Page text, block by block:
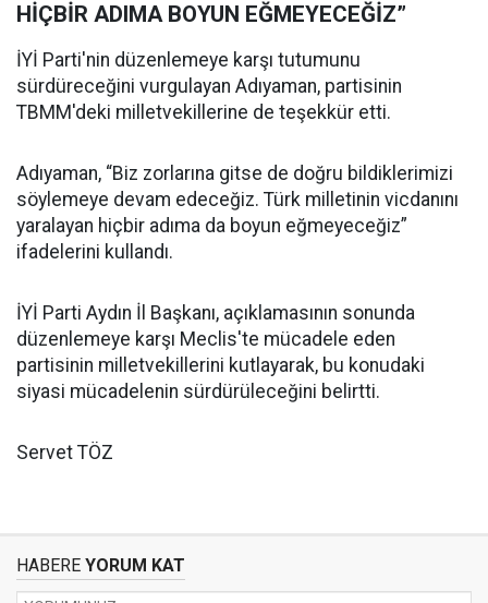
HİÇBİR ADIMA BOYUN EĞMEYECEĞİZ”
İYİ Parti'nin düzenlemeye karşı tutumunu
sürdüreceğini vurgulayan Adıyaman, partisinin
TBMM'deki milletvekillerine de teşekkür etti.
Adıyaman, “Biz zorlarına gitse de doğru bildiklerimizi
söylemeye devam edeceğiz. Türk milletinin vicdanını
yaralayan hiçbir adıma da boyun eğmeyeceğiz”
ifadelerini kullandı.
İYİ Parti Aydın İl Başkanı, açıklamasının sonunda
düzenlemeye karşı Meclis'te mücadele eden
partisinin milletvekillerini kutlayarak, bu konudaki
siyasi mücadelenin sürdürüleceğini belirtti.
Servet TÖZ
HABERE YORUM KAT